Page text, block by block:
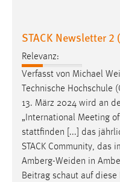
STACK Newsletter 2
Relevanz:
Verfasst von Michael
Technische Hochschule
13. März 2024 wird an
„International Meeting of
stattfinden [...] das
STACK Community, das
Amberg-Weiden in
Beitrag schaut auf diese
Chat
Name:
MibewSessionID,
chat-frame-style-
Zweck:
Wird benötigt um die
Cookie Laufzeit:
MibewSessionID,